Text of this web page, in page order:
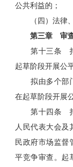
公共利益的；
（四）法律、
第三章 审
第十三条 拟
起草阶段开展公
拟由多个部门
在起草阶段开展
第十四条 拟
人民代表大会及
民政府市场监督
平竞争审查。起